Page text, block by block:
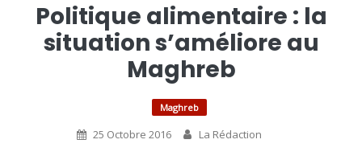
Politique alimentaire : la
situation s’améliore au
Maghreb
Maghreb
25 Octobre 2016 La Rédaction